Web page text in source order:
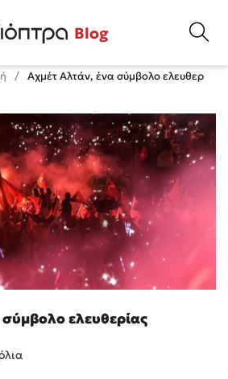
Blog
Αχμέτ Αλτάν, ένα σύμβολο ελευθερίας
ελευθερίας